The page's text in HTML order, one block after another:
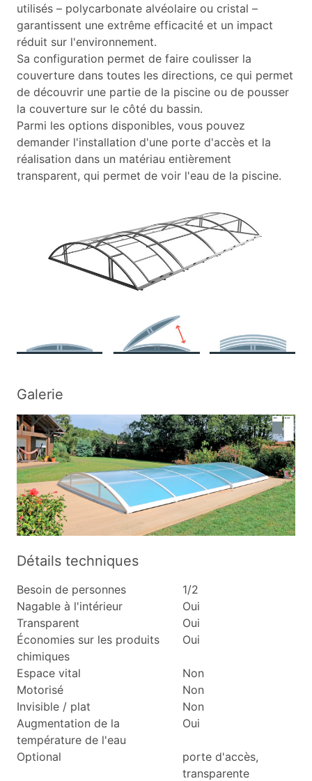
utilisés – polycarbonate alvéolaire ou cristal –
garantissent une extrême efficacité et un impact
réduit sur l'environnement.
Sa configuration permet de faire coulisser la
couverture dans toutes les directions, ce qui permet
de découvrir une partie de la piscine ou de pousser
la couverture sur le côté du bassin.
Parmi les options disponibles, vous pouvez
demander l'installation d'une porte d'accès et la
réalisation dans un matériau entièrement
transparent, qui permet de voir l'eau de la piscine.
Galerie
Détails techniques
Besoin de personnes
1/2
Nagable à l'intérieur
Oui
Transparent
Oui
Économies sur les produits
chimiques
Oui
Espace vital
Non
Motorisé
Non
Invisible / plat
Non
Augmentation de la
température de l'eau
Oui
Optional
porte d'accès,
transparente